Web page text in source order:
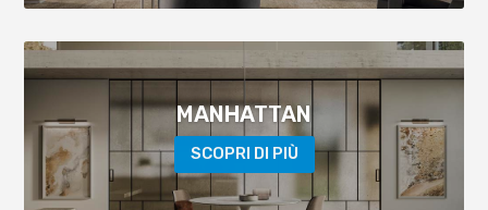
MANHATTAN
SCOPRI DI PIÙ